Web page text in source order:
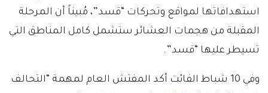
استهدافاتها لمواقع وتحركات “قسد”، مُبيناً أن المرحلة
المقبلة من هجمات العشائر ستشمل كامل المناطق التي
تسيطر عليها “قسد”.
وفي 10 شباط الفائت أكد المفتش العام لمهمة “التحالف